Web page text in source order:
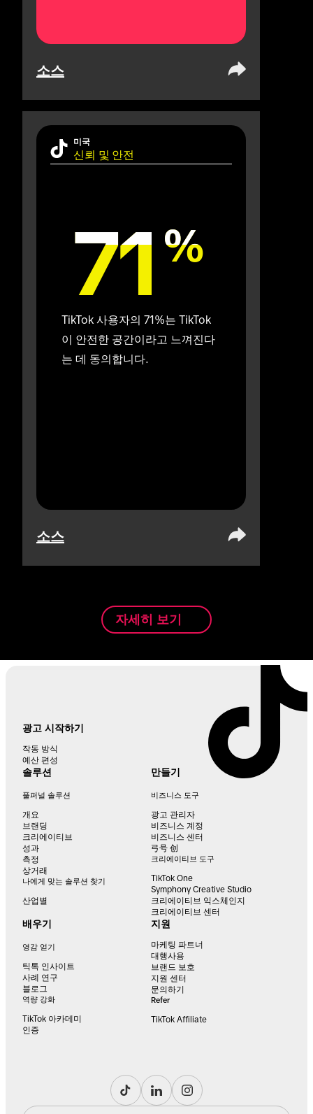
소스
미국
신뢰 및 안전
71 %
71 %
TikTok 사용자의 71%는 TikTok
이 안전한 공간이라고 느껴진다
는 데 동의합니다.
소스
자세히 보기
광고 시작하기
작동 방식
예산 편성
솔루션
풀퍼널 솔루션
개요
브랜딩
크리에이티브
성과
측정
상거래
나에게 맞는 솔루션 찾기
산업별
만들기
비즈니스 도구
광고 관리자
비즈니스 계정
비즈니스 센터
弓号 创
크리에이티브 도구
TikTok One
Symphony Creative Studio
크리에이티브 익스체인지
크리에이티브 센터
배우기
영감 얻기
틱톡 인사이트
사례 연구
블로그
역량 강화
TikTok 아카데미
인증
지원
마케팅 파트너
대행사용
브랜드 보호
지원 센터
문의하기
Refer
TikTok Affiliate